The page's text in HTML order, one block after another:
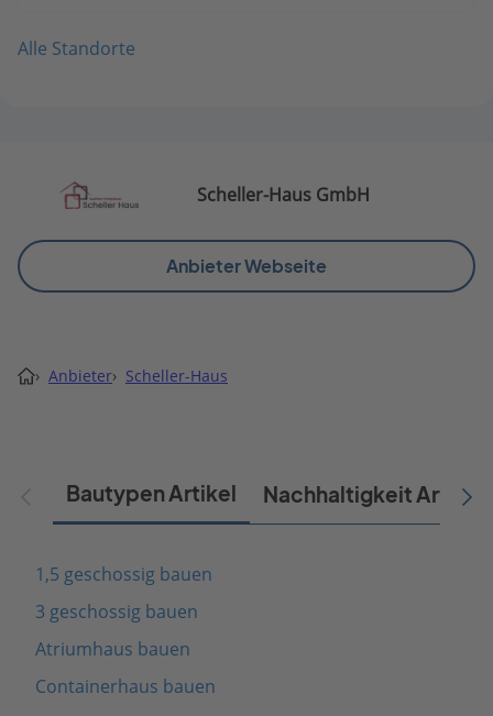
Alle Standorte
Scheller-Haus GmbH
Anbieter Webseite
› Anbieter› Scheller-Haus
Bautypen Artikel Nachhaltigkeit Artikel
1,5 geschossig bauen
3 geschossig bauen
Atriumhaus bauen
Containerhaus bauen